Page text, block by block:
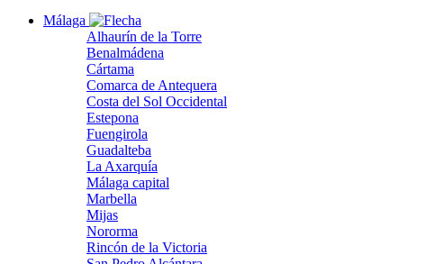
Málaga
Alhaurín de la Torre
Benalmádena
Cártama
Comarca de Antequera
Costa del Sol Occidental
Estepona
Fuengirola
Guadalteba
La Axarquía
Málaga capital
Marbella
Mijas
Nororma
Rincón de la Victoria